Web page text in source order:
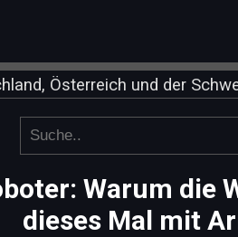
Österreich und der
Warum die
dieses Mal mit